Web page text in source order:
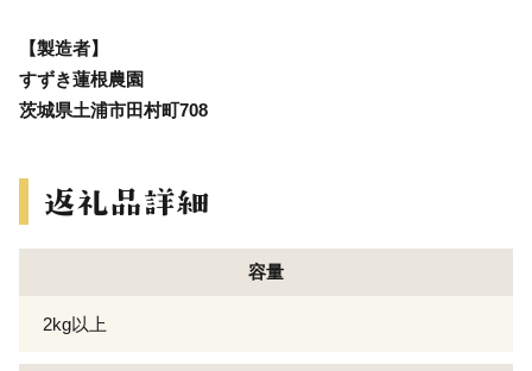
【製造者】
すずき蓮根農園
茨城県土浦市田村町708
容量
2kg以上